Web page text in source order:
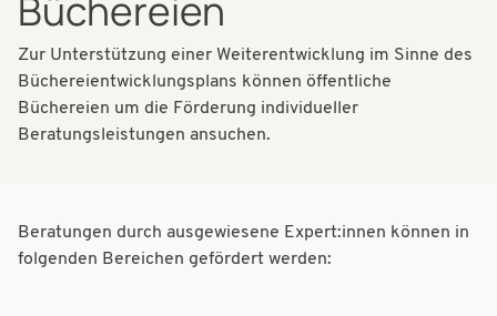
n
u
a
v
i
a
t
n
a
v
i
t
Zur Unterstützung einer Weiterentwicklung im Sinne des
Büchereientwicklungsplans können öffentliche
Büchereien um die Förderung individueller
Beratungsleistungen ansuchen.
Beratungen durch ausgewiesene Expert:innen können in
folgenden Bereichen gefördert werden: